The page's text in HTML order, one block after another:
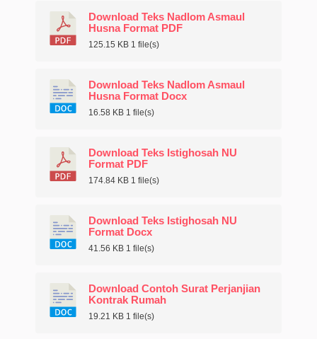
Download Teks Nadlom Asmaul
Husna Format PDF
125.15 KB 1 file(s)
Download Teks Nadlom Asmaul
Husna Format Docx
16.58 KB 1 file(s)
Download Teks Istighosah NU
Format PDF
174.84 KB 1 file(s)
Download Teks Istighosah NU
Format Docx
41.56 KB 1 file(s)
Download Contoh Surat Perjanjian
Kontrak Rumah
19.21 KB 1 file(s)